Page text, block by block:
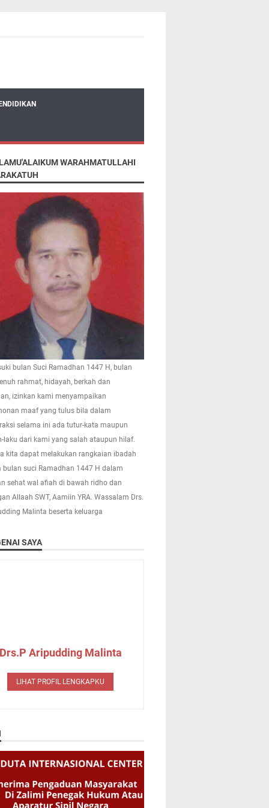
WARAHMATULLAHI
bulan Suci Ramadhan 1447 H, bulan
rahmat, hidayah, berkah dan
izinkan kami menyampaikan
maaf yang tulus bila dalam
selama ini ada tutur-kata maupun
laku dari kami yang salah ataupun hilaf.
kita dapat melakukan rangkaian ibadah
bulan suci Ramadhan 1447 H dalam
sehat wal afiah di bawah ridho dan
Allaah SWT, Aamiin YRA. Wassalam Drs.
Malinta beserta keluarga
SAYA
Aripudding Malinta
LIHAT PROFIL LENGKAPKU